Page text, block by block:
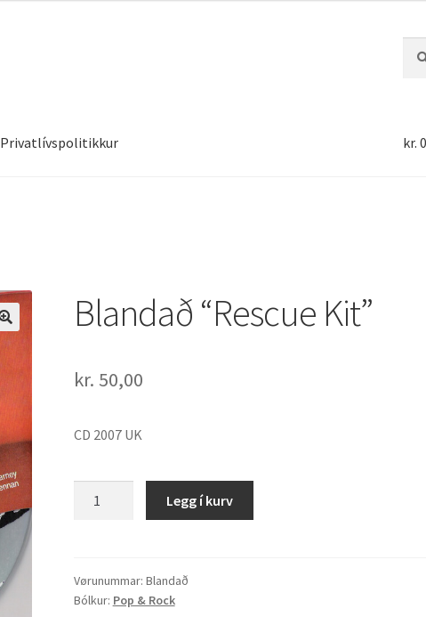
eftir:
Privatlívspolitikkur kr.
Blandað “Rescue Kit”
kr. 50,00
CD 2007 UK
Legg í kurv
Vørunummar: Blandað
Bólkur: Pop & Rock